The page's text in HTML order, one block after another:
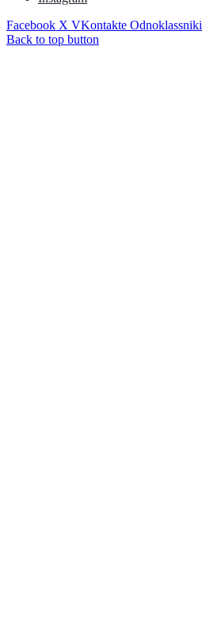
Facebook X VKontakte Odnoklassniki
Back to top button